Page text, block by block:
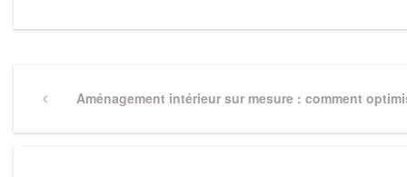
Navigation
de
PreviousAménagement intérieur sur mesure : comment